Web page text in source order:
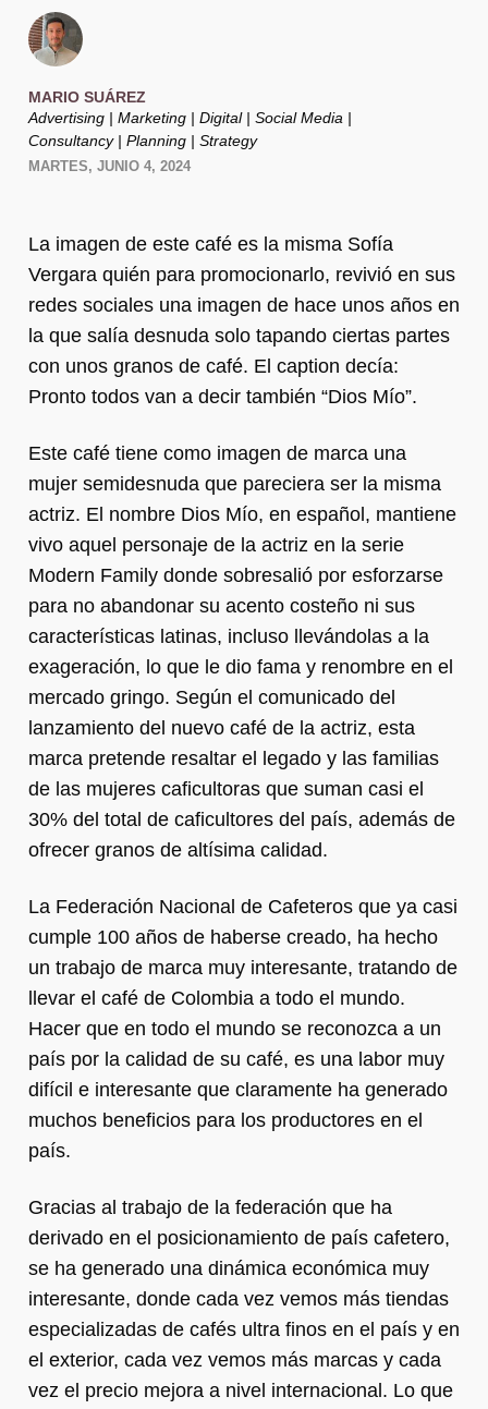
MARIO SUÁREZ
Advertising | Marketing | Digital | Social Media |
Consultancy | Planning | Strategy
MARTES, JUNIO 4, 2024
La imagen de este café es la misma Sofía
Vergara quién para promocionarlo, revivió en sus
redes sociales una imagen de hace unos años en
la que salía desnuda solo tapando ciertas partes
con unos granos de café. El caption decía:
Pronto todos van a decir también “Dios Mío”.
Este café tiene como imagen de marca una
mujer semidesnuda que pareciera ser la misma
actriz. El nombre Dios Mío, en español, mantiene
vivo aquel personaje de la actriz en la serie
Modern Family donde sobresalió por esforzarse
para no abandonar su acento costeño ni sus
características latinas, incluso llevándolas a la
exageración, lo que le dio fama y renombre en el
mercado gringo. Según el comunicado del
lanzamiento del nuevo café de la actriz, esta
marca pretende resaltar el legado y las familias
de las mujeres caficultoras que suman casi el
30% del total de caficultores del país, además de
ofrecer granos de altísima calidad.
La Federación Nacional de Cafeteros que ya casi
cumple 100 años de haberse creado, ha hecho
un trabajo de marca muy interesante, tratando de
llevar el café de Colombia a todo el mundo.
Hacer que en todo el mundo se reconozca a un
país por la calidad de su café, es una labor muy
difícil e interesante que claramente ha generado
muchos beneficios para los productores en el
país.
Gracias al trabajo de la federación que ha
derivado en el posicionamiento de país cafetero,
se ha generado una dinámica económica muy
interesante, donde cada vez vemos más tiendas
especializadas de cafés ultra finos en el país y en
el exterior, cada vez vemos más marcas y cada
vez el precio mejora a nivel internacional. Lo que